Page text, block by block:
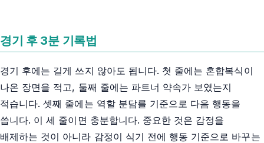
경기 후 3분 기록법
경기 후에는 길게 쓰지 않아도 됩니다. 첫 줄에는 혼합복식이
나온 장면을 적고, 둘째 줄에는 파트너 약속가 보였는지
적습니다. 셋째 줄에는 역할 분담를 기준으로 다음 행동을
씁니다. 이 세 줄이면 충분합니다. 중요한 것은 감정을
배제하는 것이 아니라 감정이 식기 전에 행동 기준으로 바꾸는